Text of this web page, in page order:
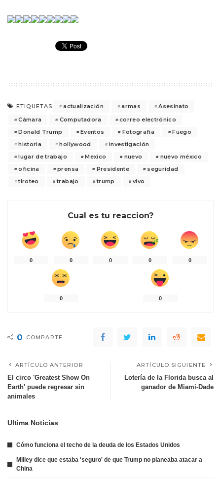
ETIQUETAS actualización armas
Asesinato
Cámara
Computadora
correo electrónico
Donald Trump
Eventos Fotografía
Fuego
historia
hollywood
investigación
lugar de trabajo
Mexico nuevo
nuevo méxico
oficina
prensa Presidente
seguridad
tiroteo
trabajo trump vivo
Cual es tu reaccion?
0 0 0 0 0
0 0
0 COMPARTE
ARTÍCULO ANTERIOR
El circo 'Greatest Show On
Earth' puede regresar sin
animales
ARTÍCULO SIGUIENTE
Lotería de la Florida busca al
ganador de Miami-Dade
Ultima Noticias
Cómo funciona el techo de la deuda de los Estados Unidos
Milley dice que estaba 'seguro' de que Trump no planeaba atacar a
China